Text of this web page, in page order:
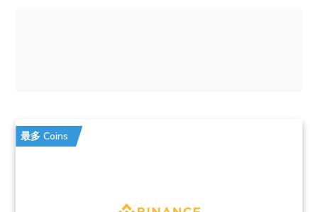
最多 Coins